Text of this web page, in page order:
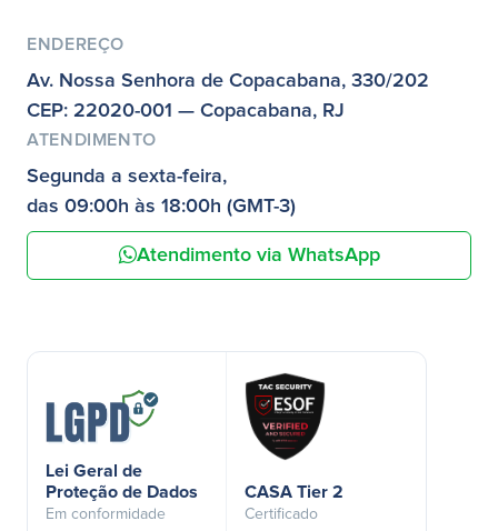
ENDEREÇO
Av. Nossa Senhora de Copacabana, 330/202
CEP: 22020-001 — Copacabana, RJ
ATENDIMENTO
Segunda a sexta-feira,
das 09:00h às 18:00h (GMT-3)
Atendimento via WhatsApp
Lei Geral de
Proteção de Dados
Em conformidade
CASA Tier 2
Certificado